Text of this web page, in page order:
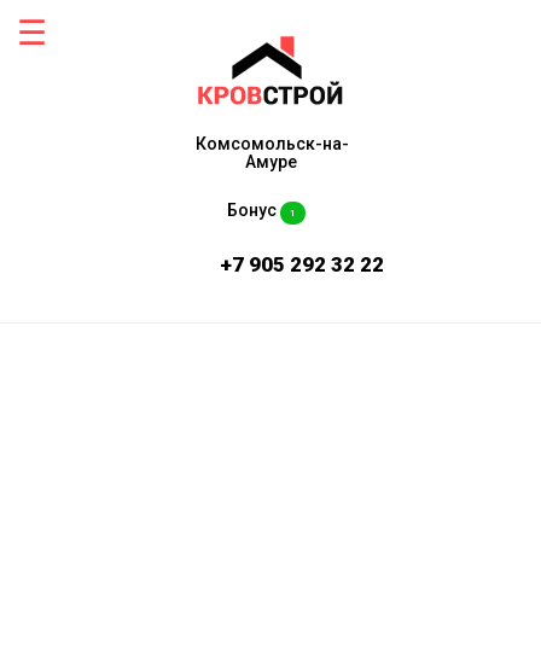
Комсомольск-на-
Амуре
Бонус 1
+7 905 292 32 22